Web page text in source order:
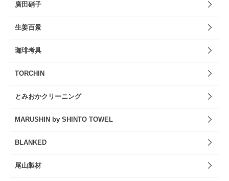
廣田硝子
生姜百景
珈琲考具
TORCHIN
とみおかクリーニング
MARUSHIN by SHINTO TOWEL
BLANKED
尾山製材